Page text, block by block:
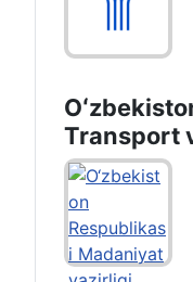
Transport